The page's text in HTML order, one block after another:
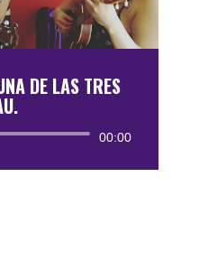
DE LAS TRES
00:00